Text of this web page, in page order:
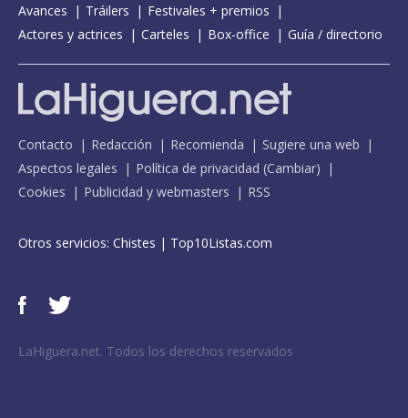
Avances
Tráilers
Festivales + premios
Actores y actrices
Carteles Box-office Guía / directorio
Contacto Redacción Recomienda
Sugiere una web
Aspectos legales
Política de privacidad (Cambiar)
Cookies
Publicidad y webmasters RSS
Otros servicios: Chistes | Top10Listas.com
LaHiguera.net. Todos los derechos reservados